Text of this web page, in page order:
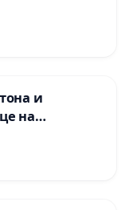
и
на